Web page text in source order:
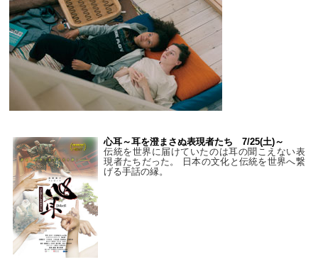
心耳～耳を澄まさぬ表現者たち 7/25(土)～
伝統を世界に届けていたのは耳の聞こえない表
現者たちだった。 日本の文化と伝統を世界へ繋
げる手話の縁。